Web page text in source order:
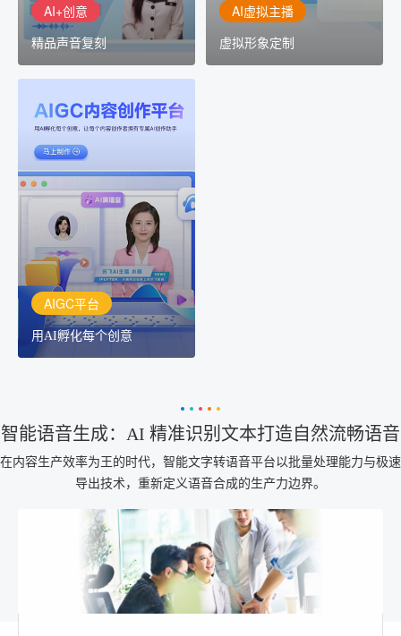
AI+创意
精品声音复刻
AI虚拟主播
虚拟形象定制
AIGC平台
用AI孵化每个创意
AIGC平台
用AI孵化每个创意
讯飞AIGC平台：让每个创
作者都拥有自己的专注AI
创作助手
智能语音生成：AI 精准识别文本打造自然流畅语音
在内容生产效率为王的时代，智能文字转语音平台以批量处理能力与极速
导出技术，重新定义语音合成的生产力边界。